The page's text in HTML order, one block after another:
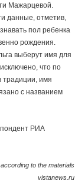
Мажарцевой.
данные, отметив,
пол ребенка
рождения.
выберут имя для
что по
традиции, имя
с названием
РИА
to the materials
vistanews.ru